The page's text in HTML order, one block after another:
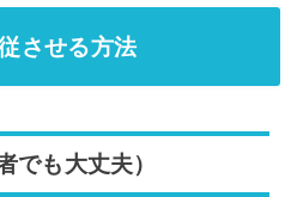
させる方法
も大丈夫）